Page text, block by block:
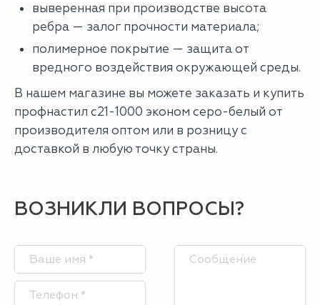
выверенная при производстве высота
ребра — залог прочности материала;
полимерное покрытие — защита от
вредного воздействия окружающей среды.
В нашем магазине вы можете заказать и купить
профнастил с21-1000 эконом серо-белый от
производителя оптом или в розницу с
доставкой в любую точку страны.
ВОЗНИКЛИ ВОПРОСЫ?